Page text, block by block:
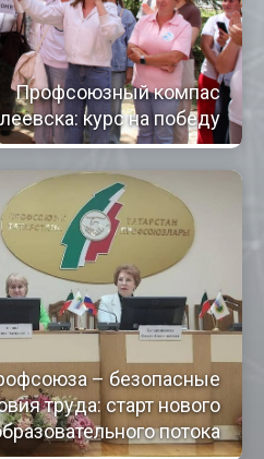
Профсоюзный компас
курс на победу
– безопасные
труда: старт нового
потока